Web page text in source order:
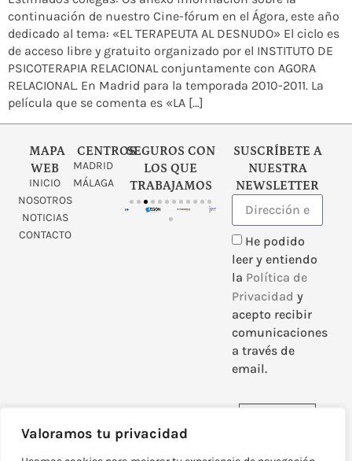
Valoramos tu privacidad
continuación de nuestro Cine-fórum en el Ágora, este año
dedicado al tema: «EL TERAPEUTA AL DESNUDO» El ciclo es
de acceso libre y gratuito organizado por el INSTITUTO DE
PSICOTERAPIA RELACIONAL conjuntamente con AGORA
RELACIONAL. En Madrid para la temporada 2010-2011. La
película que se comenta es «LA […]
MAPA
WEB
INICIO
NOSOTROS
NOTICIAS
CONTACTO
CENTROS
MADRID
MÁLAGA
SEGUROS CON
LOS QUE
TRABAJAMOS
SUSCRÍBETE A
NUESTRA
NEWSLETTER
He podido
leer y entiendo
la Política de
Privacidad y
acepto recibir
comunicaciones
a través de
email.